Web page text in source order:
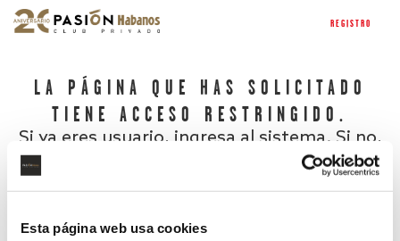
Esta página web usa cookies
REGISTRO
LA PÁGINA QUE HAS SOLICITADO
TIENE ACCESO RESTRINGIDO.
Si ya eres usuario, ingresa al sistema. Si no,